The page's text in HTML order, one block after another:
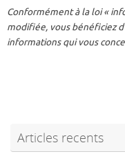
Conformément à la loi «
modifiée, vous bénéficiez
informations qui vous
Articles recents